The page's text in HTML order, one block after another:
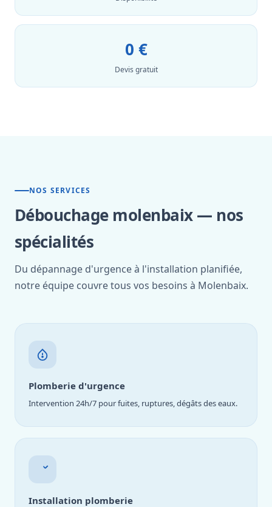
0 €
Devis gratuit
NOS SERVICES
Débouchage molenbaix — nos
spécialités
Du dépannage d'urgence à l'installation planifiée,
notre équipe couvre tous vos besoins à Molenbaix.
Plomberie d'urgence
Intervention 24h/7 pour fuites, ruptures, dégâts des eaux.
Installation plomberie